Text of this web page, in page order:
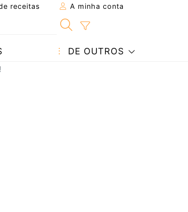
receitas A minha conta
DE OUTROS